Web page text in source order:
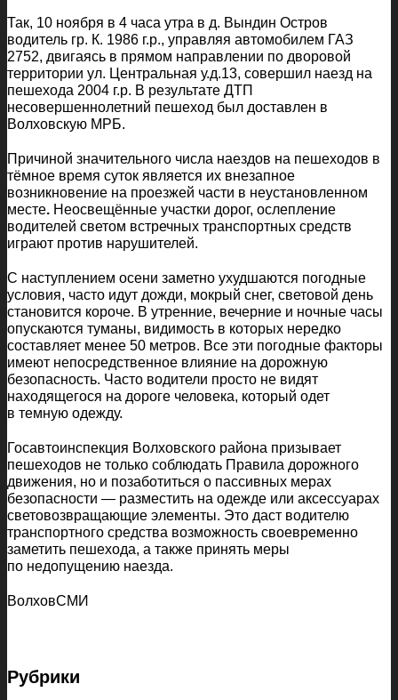
Так, 10 ноября в 4 часа утра в д. Вындин Остров
водитель гр. К. 1986 г.р., управляя автомобилем ГАЗ
2752, двигаясь в прямом направлении по дворовой
территории ул. Центральная у.д.13, совершил наезд на
пешехода 2004 г.р. В результате ДТП
несовершеннолетний пешеход был доставлен в
Волховскую МРБ.
Причиной значительного числа наездов на пешеходов в
тёмное время суток является их внезапное
возникновение на проезжей части в неустановленном
месте. Неосвещённые участки дорог, ослепление
водителей светом встречных транспортных средств
играют против нарушителей.
С наступлением осени заметно ухудшаются погодные
условия, часто идут дожди, мокрый снег, световой день
становится короче. В утренние, вечерние и ночные часы
опускаются туманы, видимость в которых нередко
составляет менее 50 метров. Все эти погодные факторы
имеют непосредственное влияние на дорожную
безопасность. Часто водители просто не видят
находящегося на дороге человека, который одет
в темную одежду.
Госавтоинспекция Волховского района призывает
пешеходов не только соблюдать Правила дорожного
движения, но и позаботиться о пассивных мерах
безопасности — разместить на одежде или аксессуарах
световозвращающие элементы. Это даст водителю
транспортного средства возможность своевременно
заметить пешехода, а также принять меры
по недопущению наезда.
ВолховСМИ
Рубрики